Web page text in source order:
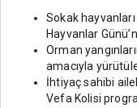
Sokak
Hayvanlar
Orman
amacıyla
İhtiyaç sahibi
Vefa Kolisi